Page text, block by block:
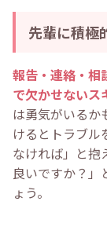
先輩に積極
報告・連絡・相
で欠かせないス
は勇気がいるか
けるとトラブル
なければ」と抱
良いですか？」
ょう。